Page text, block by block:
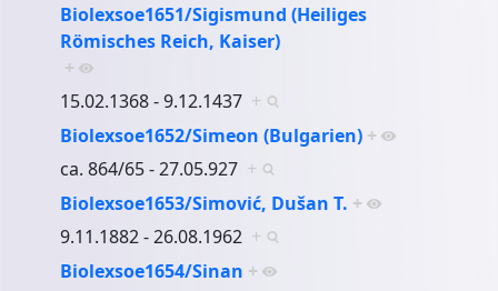
Biolexsoe1651/Sigismund (Heiliges
Römisches Reich, Kaiser)
+
15.02.1368 - 9.12.1437 +
Biolexsoe1652/Simeon (Bulgarien) +
ca. 864/65 - 27.05.927 +
Biolexsoe1653/Simović, Dušan T. +
9.11.1882 - 26.08.1962 +
Biolexsoe1654/Sinan +